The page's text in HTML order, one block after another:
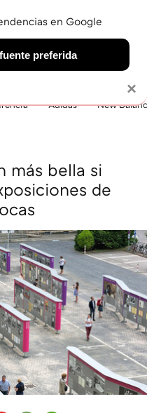
GASTRO SNEAKERS
Adidas New
más bella si
de
×
en Google
preferida